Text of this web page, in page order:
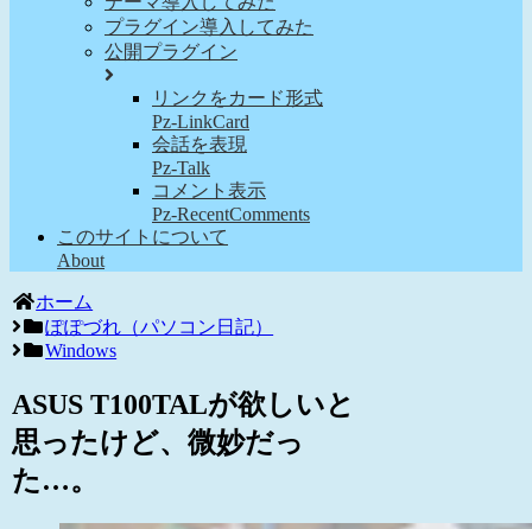
プラグイン導入してみた
公開プラグイン
リンクをカード形式
Pz-LinkCard
会話を表現
Pz-Talk
コメント表示
Pz-RecentComments
このサイトについて
About
ホーム
ぽぽづれ（パソコン日記）
Windows
ASUS T100TALが欲しいと
思ったけど、微妙だっ
た…。